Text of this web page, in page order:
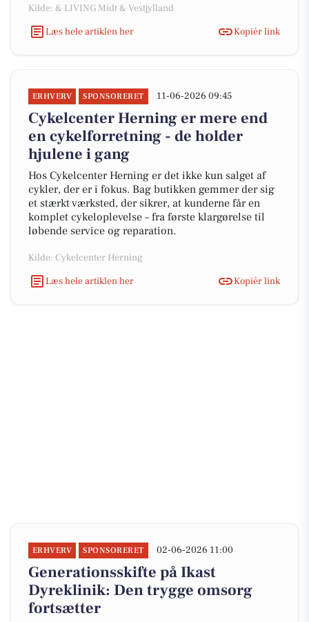
Kilde: & LIVING Midt & Vestjylland
Læs hele artiklen her
Kopiér link
ERHVERV SPONSORERET 11-06-2026 09:45
Cykelcenter Herning er mere end
en cykelforretning - de holder
hjulene i gang
Hos Cykelcenter Herning er det ikke kun salget af
cykler, der er i fokus. Bag butikken gemmer der sig
et stærkt værksted, der sikrer, at kunderne får en
komplet cykeloplevelse – fra første klargørelse til
løbende service og reparation.
Kilde: Cykelcenter Herning
Læs hele artiklen her
Kopiér link
ERHVERV SPONSORERET 02-06-2026 11:00
Generationsskifte på Ikast
Dyreklinik: Den trygge omsorg
fortsætter